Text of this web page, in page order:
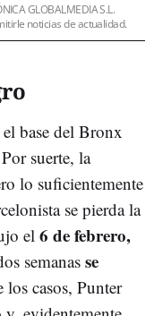
GLOBALMEDIA S.L.
noticias de actualidad.
base del Bronx
suerte, la
lo suficientemente
se pierda la
el 6 de febrero,
semanasse
casos, Punter